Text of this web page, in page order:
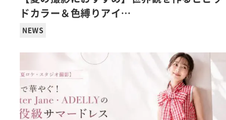
ドカラー＆色縛りアイ…
NEWS